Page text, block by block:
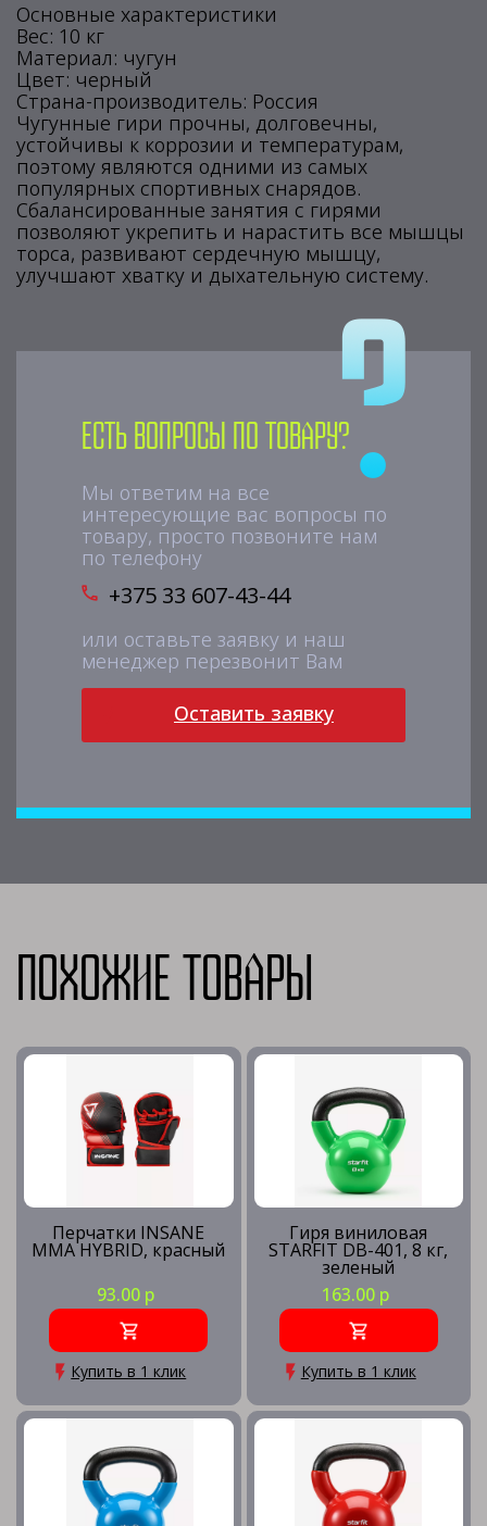
Основные характеристики
Вес: 10 кг
Материал: чугун
Цвет: черный
Страна-производитель: Россия
Чугунные гири прочны, долговечны,
устойчивы к коррозии и температурам,
поэтому являются одними из самых
популярных спортивных снарядов.
Сбалансированные занятия с гирями
позволяют укрепить и нарастить все мышцы
торса, развивают сердечную мышцу,
улучшают хватку и дыхательную систему.
Есть вопросы по товару?
Мы ответим на все
интересующие вас вопросы по
товару, просто позвоните нам
по телефону
+375 33 607-43-44
или оставьте заявку и наш
менеджер перезвонит Вам
Оставить заявку
Похожие товары
Перчатки INSANE
MMA HYBRID, красный
93.00 р
Купить в 1 клик
Гиря виниловая
STARFIT DB-401, 8 кг,
зеленый
163.00 р
Купить в 1 клик